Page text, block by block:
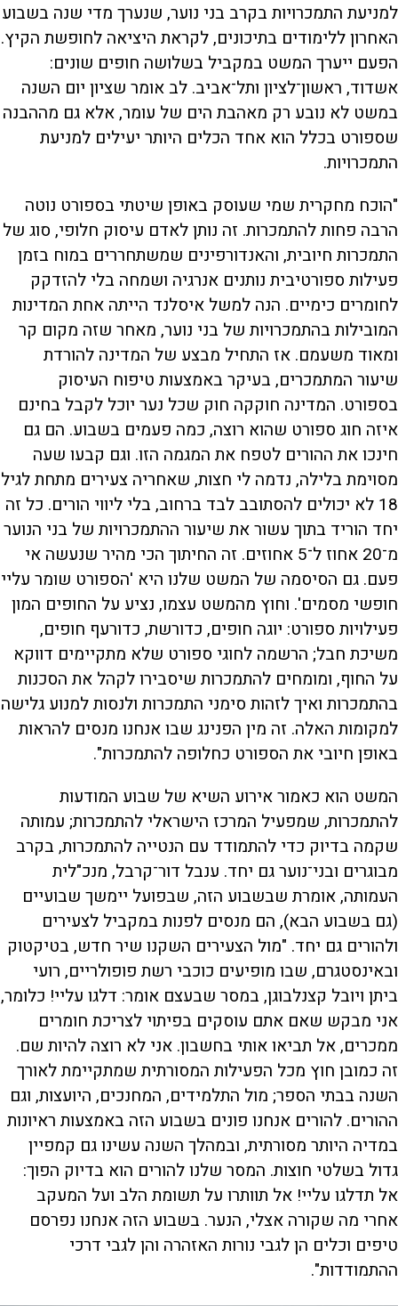
למניעת התמכרויות בקרב בני נוער, שנערך מדי שנה בשבוע
האחרון ללימודים בתיכונים, לקראת היציאה לחופשת הקיץ.
הפעם ייערך המשט במקביל בשלושה חופים שונים:
אשדוד, ראשון־לציון ותל־אביב. לב אומר שציון יום השנה
במשט לא נובע רק מאהבת הים של עומר, אלא גם מההבנה
שספורט בכלל הוא אחד הכלים היותר יעילים למניעת
התמכרויות.
"הוכח מחקרית שמי שעוסק באופן שיטתי בספורט נוטה
הרבה פחות להתמכרות. זה נותן לאדם עיסוק חלופי, סוג של
התמכרות חיובית, והאנדורפינים שמשתחררים במוח בזמן
פעילות ספורטיבית נותנים אנרגיה ושמחה בלי להזדקק
לחומרים כימיים. הנה למשל איסלנד הייתה אחת המדינות
המובילות בהתמכרויות של בני נוער, מאחר שזה מקום קר
ומאוד משעמם. אז התחיל מבצע של המדינה להורדת
שיעור המתמכרים, בעיקר באמצעות טיפוח העיסוק
בספורט. המדינה חוקקה חוק שכל נער יוכל לקבל בחינם
איזה חוג ספורט שהוא רוצה, כמה פעמים בשבוע. הם גם
חינכו את ההורים לטפח את המגמה הזו. וגם קבעו שעה
מסוימת בלילה, נדמה לי חצות, שאחריה צעירים מתחת לגיל
18 לא יכולים להסתובב לבד ברחוב, בלי ליווי הורים. כל זה
יחד הוריד בתוך עשור את שיעור ההתמכרויות של בני הנוער
מ־20 אחוז ל־5 אחוזים. זה החיתוך הכי מהיר שנעשה אי
פעם. גם הסיסמה של המשט שלנו היא 'הספורט שומר עליי
חופשי מסמים'. וחוץ מהמשט עצמו, נציע על החופים המון
פעילויות ספורט: יוגה חופים, כדורשת, כדורעף חופים,
משיכת חבל; הרשמה לחוגי ספורט שלא מתקיימים דווקא
על החוף, ומומחים להתמכרות שיסבירו לקהל את הסכנות
בהתמכרות ואיך לזהות סימני התמכרות ולנסות למנוע גלישה
למקומות האלה. זה מין הפנינג שבו אנחנו מנסים להראות
באופן חיובי את הספורט כחלופה להתמכרות".
המשט הוא כאמור אירוע השיא של שבוע המודעות
להתמכרות, שמפעיל המרכז הישראלי להתמכרות; עמותה
שקמה בדיוק כדי להתמודד עם הנטייה להתמכרות, בקרב
מבוגרים ובני־נוער גם יחד. ענבל דור־קרבל, מנכ"לית
העמותה, אומרת שבשבוע הזה, שבפועל יימשך שבועיים
(גם בשבוע הבא), הם מנסים לפנות במקביל לצעירים
ולהורים גם יחד. "מול הצעירים השקנו שיר חדש, בטיקטוק
ובאינסטגרם, שבו מופיעים כוכבי רשת פופולריים, רועי
ביתן ויובל קצנלבוגן, במסר שבעצם אומר: דלגו עליי! כלומר,
אני מבקש שאם אתם עוסקים בפיתוי לצריכת חומרים
ממכרים, אל תביאו אותי בחשבון. אני לא רוצה להיות שם.
זה כמובן חוץ מכל הפעילות המסורתית שמתקיימת לאורך
השנה בבתי הספר; מול התלמידים, המחנכים, היועצות, וגם
ההורים. להורים אנחנו פונים בשבוע הזה באמצעות ראיונות
במדיה היותר מסורתית, ובמהלך השנה עשינו גם קמפיין
גדול בשלטי חוצות. המסר שלנו להורים הוא בדיוק הפוך:
אל תדלגו עליי! אל תוותרו על תשומת הלב ועל המעקב
אחרי מה שקורה אצלי, הנער. בשבוע הזה אנחנו נפרסם
טיפים וכלים הן לגבי נורות האזהרה והן לגבי דרכי
ההתמודדות".